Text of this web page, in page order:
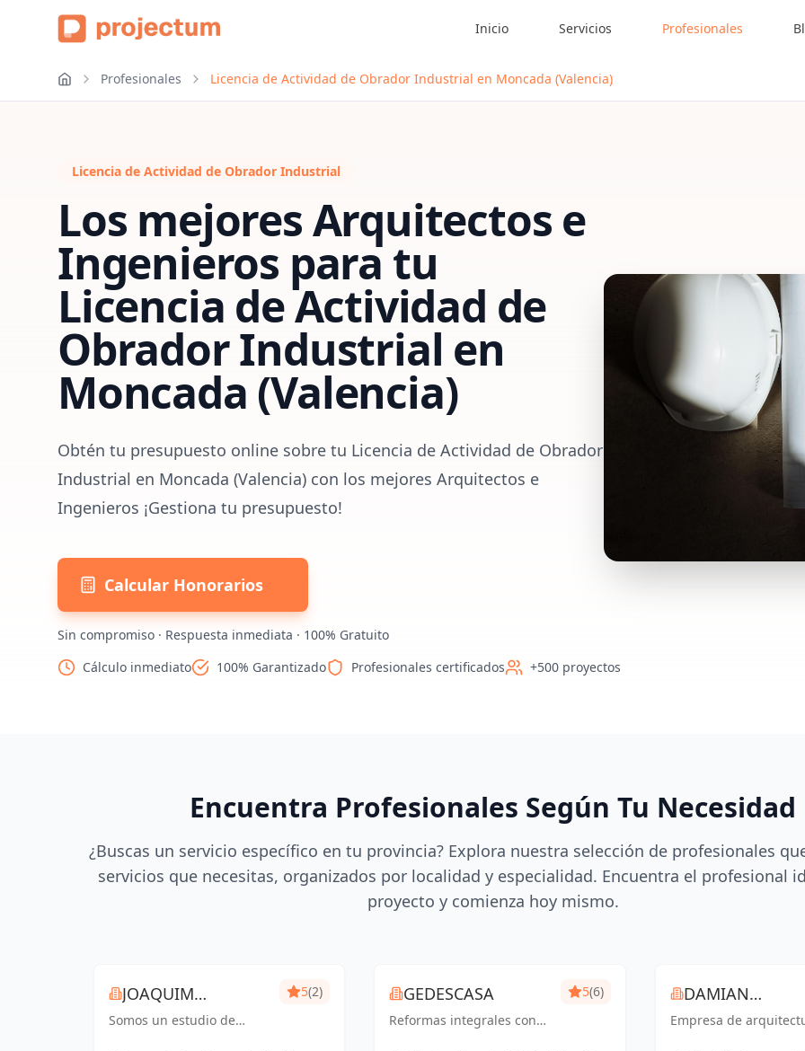
Inicio Servicios Profesionales
Profesionales Licencia de Actividad de Obrador Industrial en Moncada (Valencia)
Licencia de Actividad de Obrador Industrial
Los mejores Arquitectos e
Ingenieros para tu
Licencia de Actividad de
Obrador Industrial en
Moncada (Valencia)
Obtén tu presupuesto online sobre tu Licencia de Actividad de Obrador
Industrial en Moncada (Valencia) con los mejores Arquitectos e
Ingenieros ¡Gestiona tu presupuesto!
Calcular Honorarios
Sin compromiso · Respuesta inmediata · 100% Gratuito
Cálculo inmediato
100% Garantizado Profesionales certificados +500 proyectos
Encuentra Profesionales Según Tu Necesidad
¿Buscas un servicio específico en tu provincia? Explora nuestra selección de profesionales
servicios que necesitas, organizados por localidad y especialidad. Encuentra el profesional
proyecto y comienza hoy mismo.
JOAQUIM
MUNTADA
Somos un estudio de
5(2) GEDESCASA
Reformas integrales con
5(6)
DAMIAN
ROCAMORA
Empresa de